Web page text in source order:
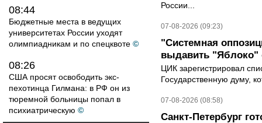
08:44
Бюджетные места в ведущих
университетах России уходят
олимпиадникам и по спецквоте ©
08:26
США просят освободить экс-
пехотинца Гилмана: в РФ он из
тюремной больницы попал в
психиатрическую ©
России...
07-08-2026 (09:23)
"Системная
выдавить "Яблоко"
ЦИК зарегистрировал
Государственную думу,
07-08-2026 (08:58)
Санкт-Петербург